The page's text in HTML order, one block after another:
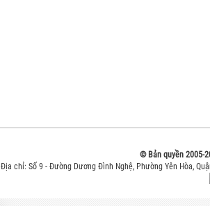
© Bản quyền 2005-
Địa chỉ: Số 9 - Đường Dương Đình Nghệ, Phường Yên Hòa,